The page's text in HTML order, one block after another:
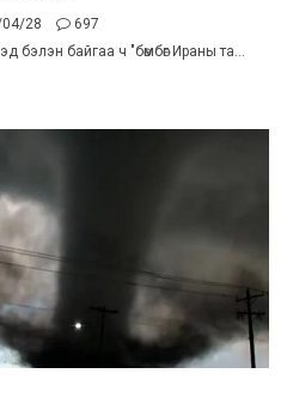
28
697
бэлэн байгаа ч "бөмбөг Ираны та...